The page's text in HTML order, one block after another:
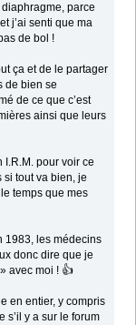
diaphragme, parce
j’ai senti que ma
de bol !
ça et de le partager
de bien se
de ce que c’est
ainsi que leurs
I.R.M. pour voir ce
si tout va bien, je
temps que mes
1983, les médecins
donc dire que je
avec moi ! 👍
en entier, y compris
s’il y a sur le forum